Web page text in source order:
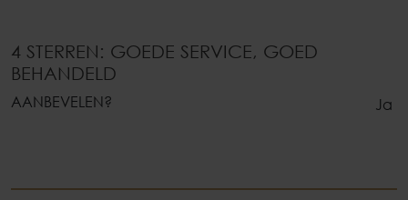
4 STERREN: GOEDE SERVICE, GOED
BEHANDELD
AANBEVELEN? Ja